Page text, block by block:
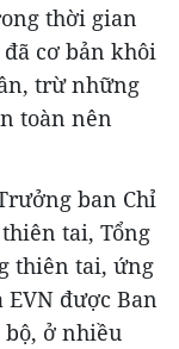
thời gian
cơ bản khôi
trừ những
toàn nên
ban Chỉ
tai, Tổng
thiên tai, ứng
được Ban
ở nhiều